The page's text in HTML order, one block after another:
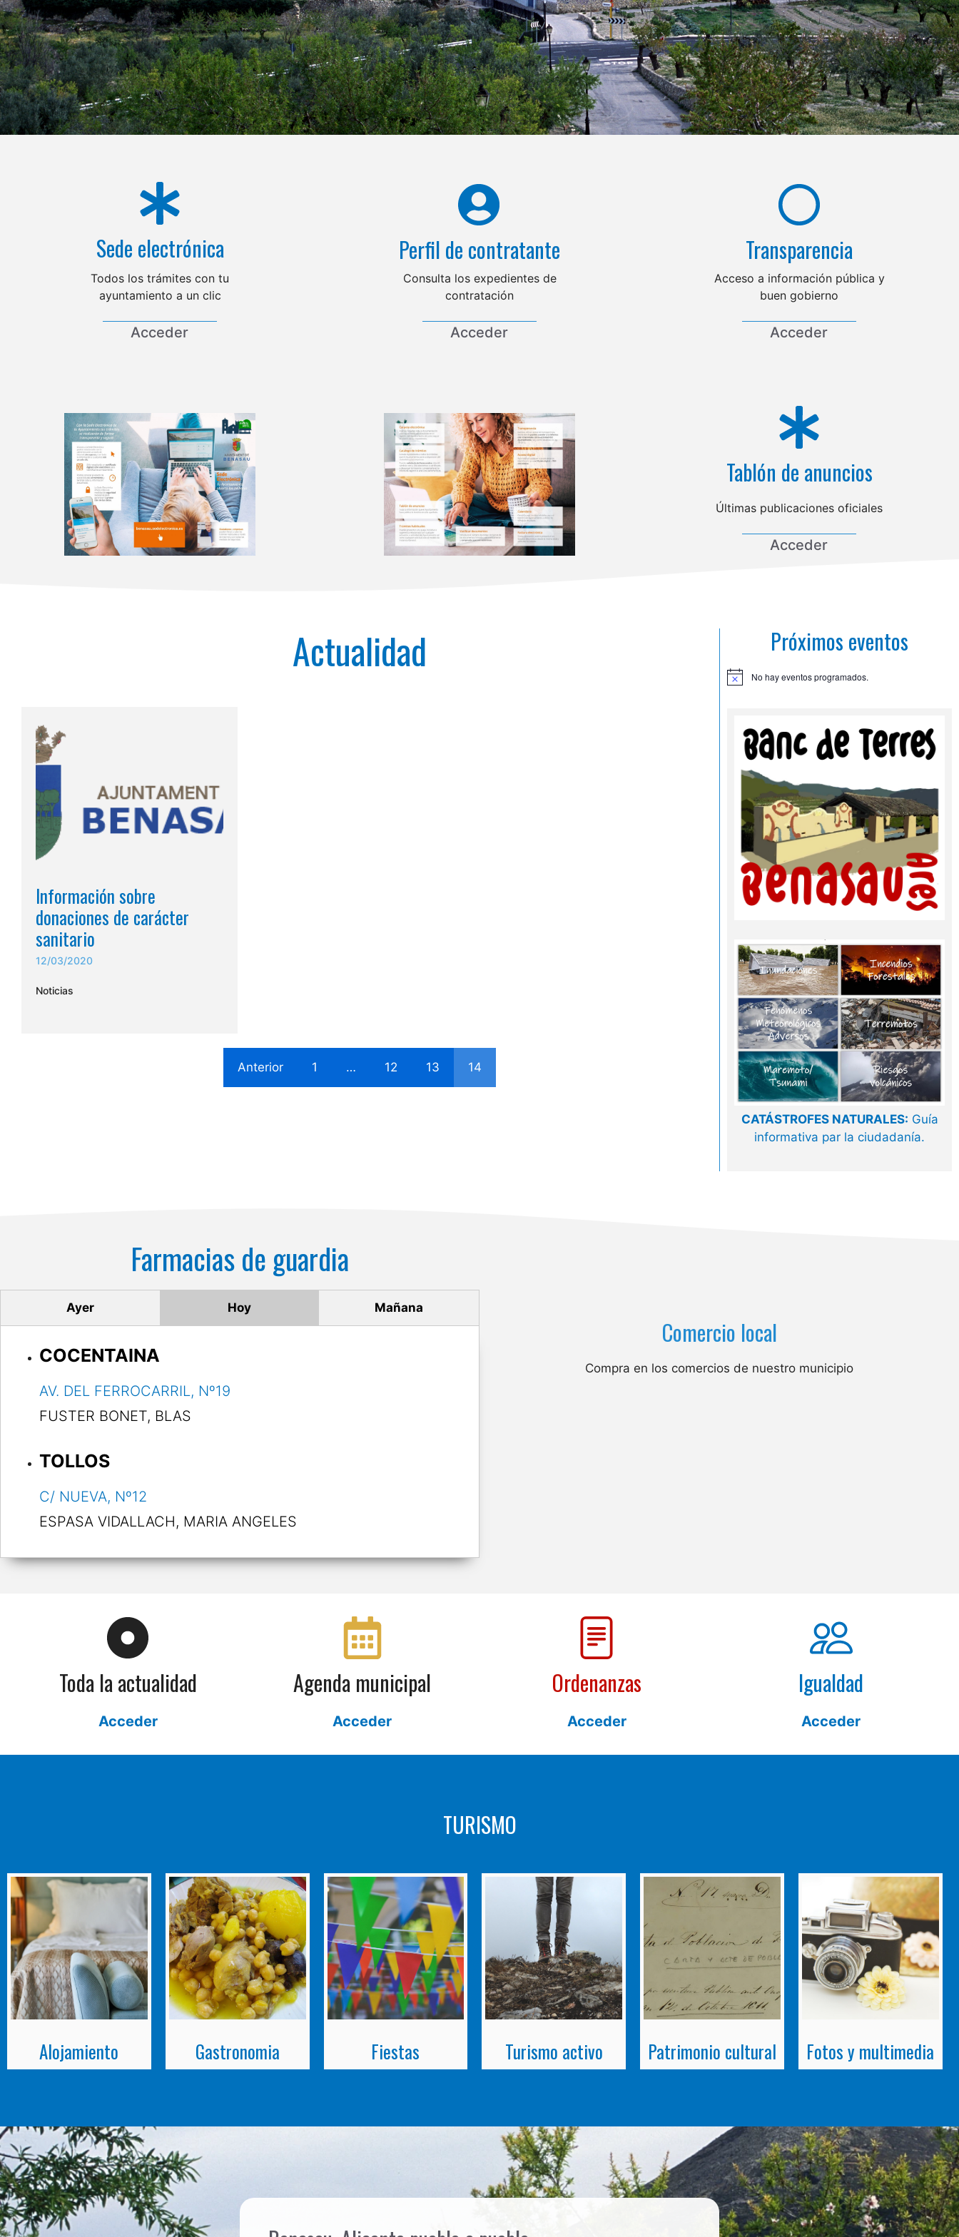
Sede electrónica
Todos los trámites con tu
ayuntamiento a un clic
Acceder
Perfil de contratante
Consulta los expedientes de
contratación
Acceder
Transparencia
Acceso a información pública y
buen gobierno
Acceder
Tablón de anuncios
Últimas publicaciones oficiales
Acceder
Actualidad
Información sobre
donaciones de carácter
sanitario
12/03/2020
Noticias
Anterior 1 … 12 13 14
Próximos eventos
No hay eventos programados.
CATÁSTROFES NATURALES: Guía
informativa par la ciudadanía.
Farmacias de guardia
Ayer Hoy Mañana
COCENTAINA
AV. DEL FERROCARRIL, Nº19
FUSTER BONET, BLAS
TOLLOS
C/ NUEVA, Nº12
ESPASA VIDALLACH, MARIA ANGELES
Comercio local
Compra en los comercios de nuestro municipio
Toda la actualidad
Acceder
Agenda municipal
Acceder
Ordenanzas
Acceder
Igualdad
Acceder
TURISMO
Alojamiento Gastronomia Fiestas Turismo activo Patrimonio cultural Fotos y multimedia